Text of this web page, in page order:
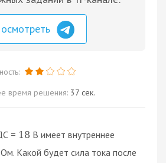
время решения: 37 сек.
= 18 В имеет внутреннее
Ом. Какой будет сила тока после